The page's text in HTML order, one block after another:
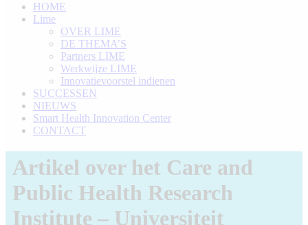
HOME
Lime
OVER LIME
DE THEMA’S
Partners LIME
Werkwijze LIME
Innovatievoorstel indienen
SUCCESSEN
NIEUWS
Smart Health Innovation Center
CONTACT
Artikel over het Care and
Public Health Research
Institute – Universiteit